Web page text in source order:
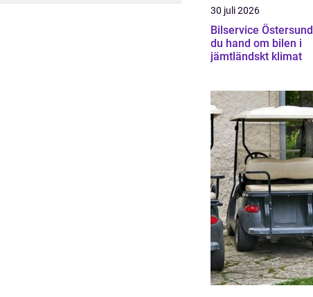
30 juli 2026
Bilservice Östersund så tar
du hand om bilen i
jämtländskt klimat